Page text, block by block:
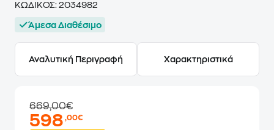
ΚΩΔΙΚΟΣ: 2034982
Άμεσα Διαθέσιμο
Αναλυτική Περιγραφή Χαρακτηριστικά
669,00€
598,00€